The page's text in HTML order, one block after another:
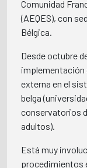
Comunidad
(AEQES), con
Bélgica.
Desde octubre
implementación
externa en el
belga
conservatorios
adultos).
Está muy
procedimientos